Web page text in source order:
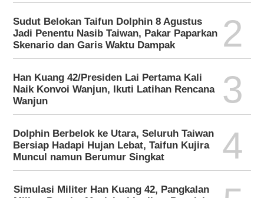
Sudut Belokan Taifun Dolphin 8 Agustus
Jadi Penentu Nasib Taiwan, Pakar Paparkan
Skenario dan Garis Waktu Dampak
2
Han Kuang 42/Presiden Lai Pertama Kali
Naik Konvoi Wanjun, Ikuti Latihan Rencana
Wanjun
3
Dolphin Berbelok ke Utara, Seluruh Taiwan
Bersiap Hadapi Hujan Lebat, Taifun Kujira
Muncul namun Berumur Singkat
4
Simulasi Militer Han Kuang 42, Pangkalan